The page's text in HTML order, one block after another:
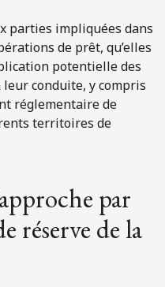
parties impliquées dans
de prêt, qu’elles
potentielle des
conduite, y compris
réglementaire de
territoires de
par
réserve de la